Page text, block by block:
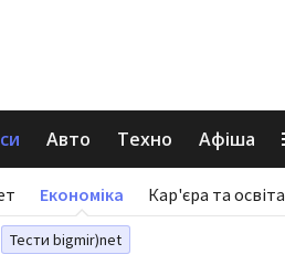
Авто Техно Афіша
Економіка Кар'єра та освіта
Тести bigmir)net